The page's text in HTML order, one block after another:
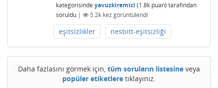
kategorisinde yavuzkiremici (1.8kpuan) tarafından
soruldu | 5.2kkez görüntülendi
eşitsizlikler nesbitt-eşitsizliği
Daha fazlasını görmek için, tüm soruların listesine veya
popüler etiketlere tıklayınız.